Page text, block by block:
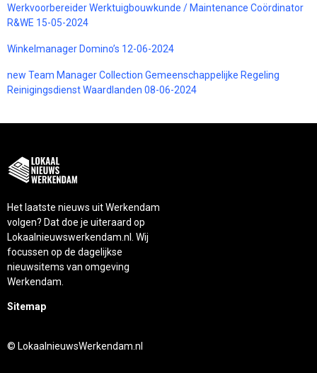
Werkvoorbereider Werktuigbouwkunde / Maintenance Coördinator
R&WE 15-05-2024
Winkelmanager Domino’s 12-06-2024
new Team Manager Collection Gemeenschappelijke Regeling
Reinigingsdienst Waardlanden 08-06-2024
Het laatste nieuws uit Werkendam
volgen? Dat doe je uiteraard op
Lokaalnieuwswerkendam.nl. Wij
focussen op de dagelijkse
nieuwsitems van omgeving
Werkendam.
Sitemap
© LokaalnieuwsWerkendam.nl